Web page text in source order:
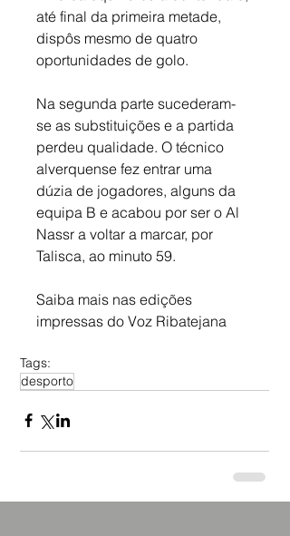
até final da primeira metade,
dispôs mesmo de quatro
oportunidades de golo.
Na segunda parte sucederam-
se as substituições e a partida
perdeu qualidade. O técnico
alverquense fez entrar uma
dúzia de jogadores, alguns da
equipa B e acabou por ser o Al
Nassr a voltar a marcar, por
Talisca, ao minuto 59.
Saiba mais nas edições
impressas do Voz Ribatejana
Tags:
desporto